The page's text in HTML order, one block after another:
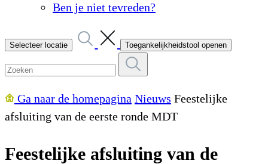
Ben je niet tevreden?
Selecteer locatie Toegankelijkheidstool openen
Ga naar de homepagina Nieuws Feestelijke
afsluiting van de eerste ronde MDT
Feestelijke afsluiting van de